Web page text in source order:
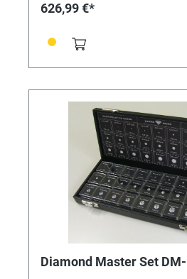
626,99 €*
Diamond Master Set